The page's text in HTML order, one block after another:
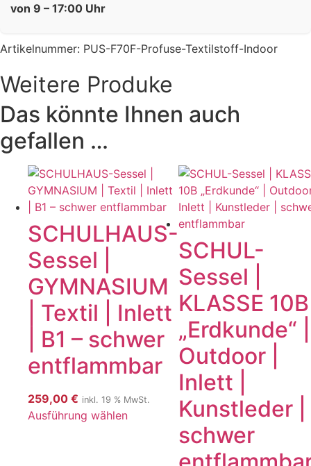
von 9 – 17:00 Uhr
Artikelnummer: PUS-F70F-Profuse-Textilstoff-Indoor
Weitere Produke
Das könnte Ihnen auch
gefallen …
SCHULHAUS-
Sessel |
GYMNASIUM
| Textil | Inlett
| B1 – schwer
entflammbar
259,00 € inkl. 19 % MwSt.
Ausführung wählen
SCHUL-
Sessel |
KLASSE 10B
„Erdkunde“ |
Outdoor |
Inlett |
Kunstleder |
schwer